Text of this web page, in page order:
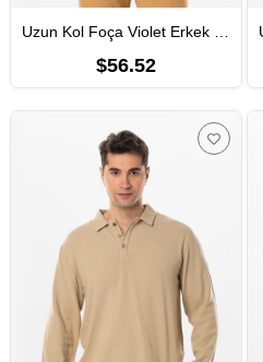
$56.52